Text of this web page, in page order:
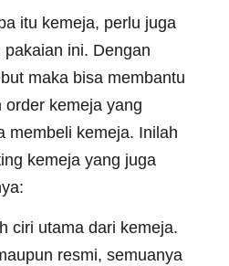
itu kemeja, perlu juga
ini. Dengan
maka bisa membantu
kemeja yang
membeli kemeja. Inilah
kemeja yang juga
ciri utama dari kemeja.
resmi, semuanya